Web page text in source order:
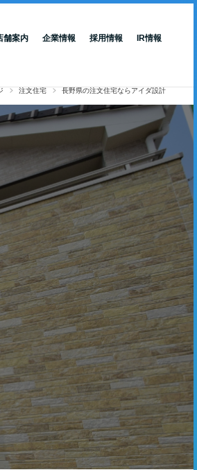
舗案内 企業情報 採用情報 IR情報
注文住宅 長野県の注文住宅ならアイダ設計